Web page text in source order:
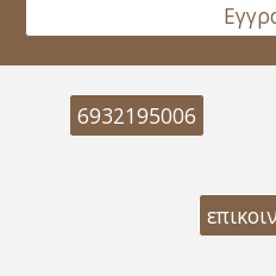
6932195006